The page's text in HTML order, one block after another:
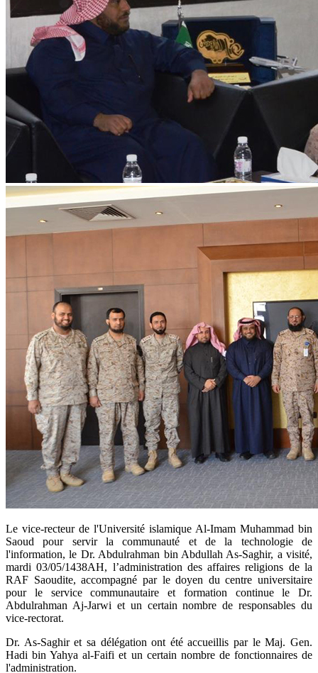
​Le vice-recteur de l'Université islamique Al-Imam Muhammad bin
Saoud pour servir la communauté et de la technologie de
l'information, le Dr. Abdulrahman bin Abdullah As-Saghir, a visité,
mardi 03/05/1438AH, l’administration des affaires religions de la
RAF Saoudite, accompagné par le doyen du centre universitaire
pour le service communautaire et formation continue le Dr.
Abdulrahman Aj-Jarwi et un certain nombre de responsables du
vice-rectorat.
Dr. As-Saghir et sa délégation ont été accueillis par le Maj. Gen.
Hadi bin Yahya al-Faifi et un certain nombre de fonctionnaires de
l'administration.